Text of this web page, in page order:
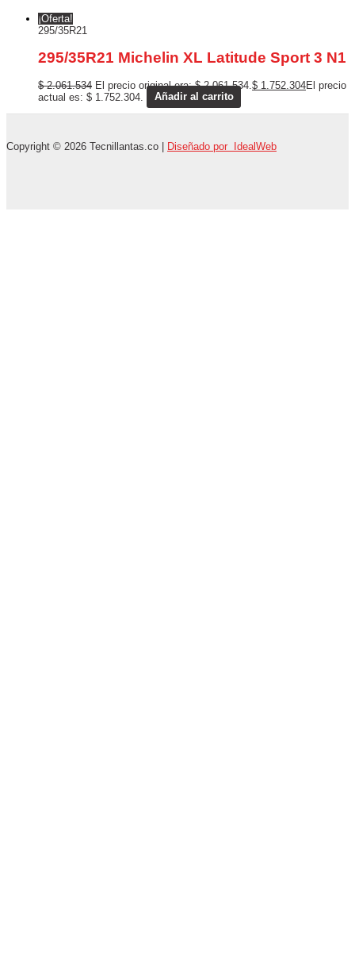
¡Oferta!
295/35R21
295/35R21 Michelin XL Latitude Sport 3 N1
$2.061.534 El precio original era: $ 2.061.534. $ 1.752.304El precio
actual es: $ 1.752.304.
Añadir al carrito
Copyright © 2026 Tecnillantas.co | Diseñado por IdealWeb